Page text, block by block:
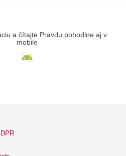
a čítajte Pravdu pohodlne aj v
mobile